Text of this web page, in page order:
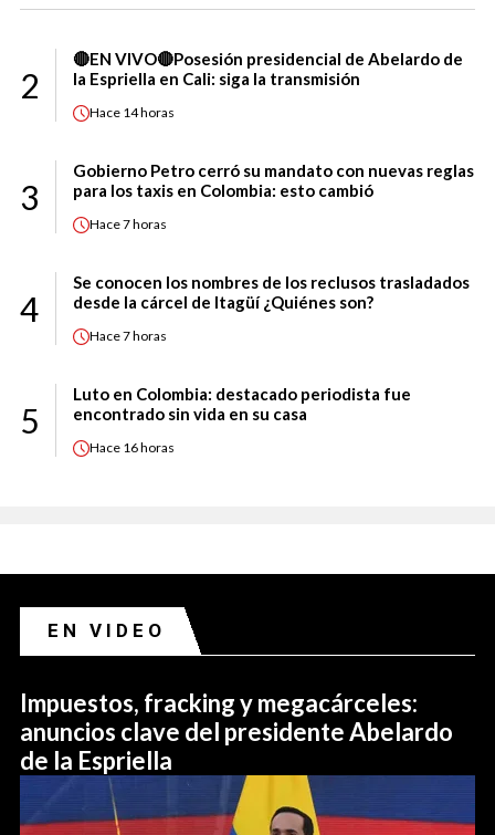
2
🔴EN VIVO🔴Posesión presidencial de Abelardo de
la Espriella en Cali: siga la transmisión
Hace 14 horas
3
Gobierno Petro cerró su mandato con nuevas reglas
para los taxis en Colombia: esto cambió
Hace7 horas
4
Se conocen los nombres de los reclusos trasladados
desde la cárcel de Itagüí ¿Quiénes son?
Hace7 horas
5
Luto en Colombia: destacado periodista fue
encontrado sin vida en su casa
Hace 16 horas
EN VIDEO
Impuestos, fracking y megacárceles:
anuncios clave del presidente Abelardo
de la Espriella